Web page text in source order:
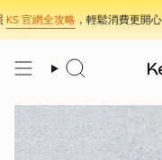
Skip
to
content
官網全攻略，輕鬆消費更開心！
Search